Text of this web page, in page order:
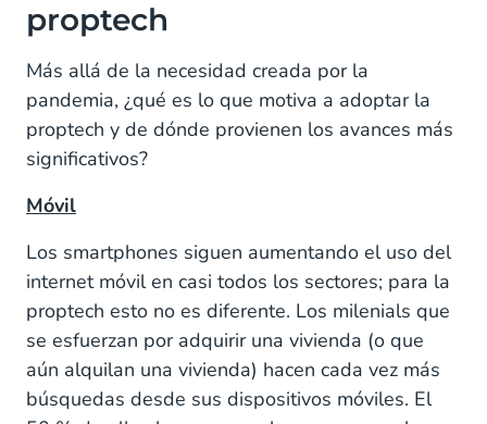
proptech
Más allá de la necesidad creada por la
pandemia, ¿qué es lo que motiva a adoptar la
proptech y de dónde provienen los avances más
significativos?
Móvil
Los smartphones siguen aumentando el uso del
internet móvil en casi todos los sectores; para la
proptech esto no es diferente. Los milenials que
se esfuerzan por adquirir una vivienda (o que
aún alquilan una vivienda) hacen cada vez más
búsquedas desde sus dispositivos móviles. El